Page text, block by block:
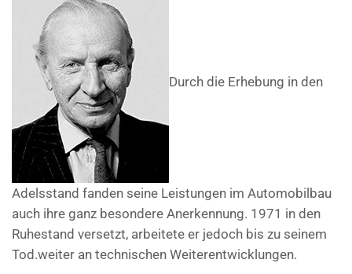
Durch die Erhebung in den
Adelsstand fanden seine Leistungen im Automobilbau
auch ihre ganz besondere Anerkennung. 1971 in den
Ruhestand versetzt, arbeitete er jedoch bis zu seinem
Tod.weiter an technischen Weiterentwicklungen.